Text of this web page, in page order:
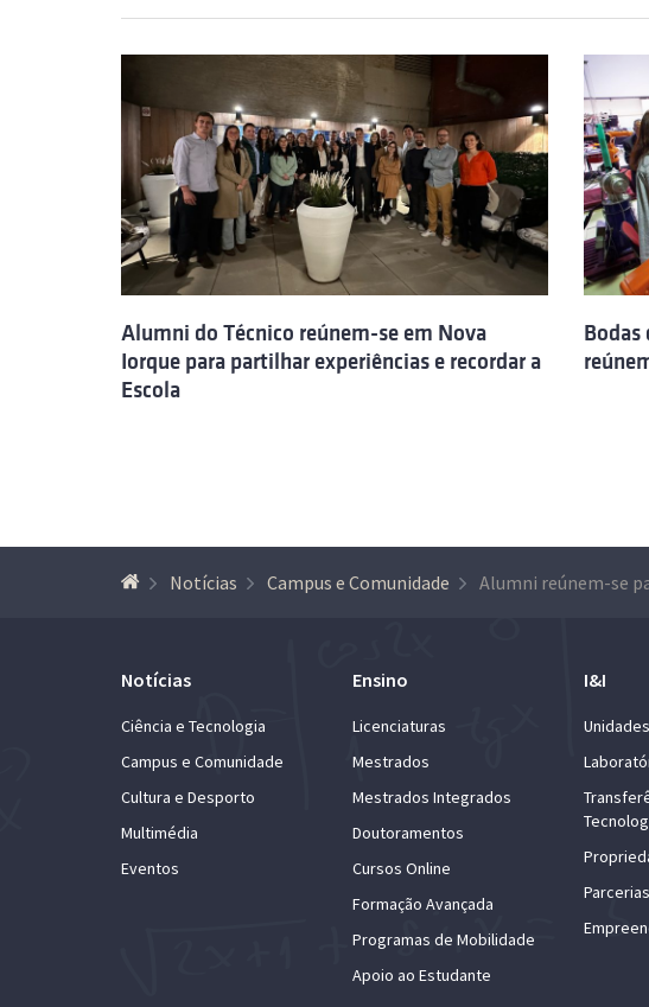
Alumni do Técnico reúnem-se em Nova
Iorque para partilhar experiências e recordar a
Escola
Bodas
Notícias Campus e Comunidade
Notícias
Ciência e Tecnologia
Campus e Comunidade
Cultura e Desporto
Multimédia
Eventos
Ensino
Licenciaturas
Mestrados
Mestrados Integrados
Doutoramentos
Cursos Online
Formação Avançada
Programas de Mobilidade
Apoio ao Estudante
I&I